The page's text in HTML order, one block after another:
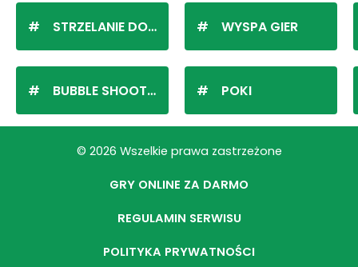
STRZELANIE DO KULEK
BUBBLE SHOOTER
WYSPA GIER
POKI
© 2026 Wszelkie prawa zastrzeżone
GRY ONLINE ZA DARMO
REGULAMIN SERWISU
POLITYKA PRYWATNOŚCI